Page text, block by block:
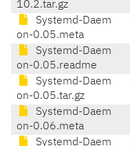
10.2.tar.gz
Systemd-Daem
on-0.05.meta
Systemd-Daem
on-0.05.readme
Systemd-Daem
on-0.05.tar.gz
Systemd-Daem
on-0.06.meta
Systemd-Daem